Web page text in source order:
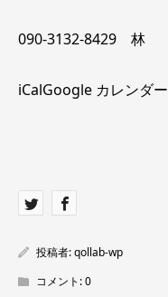
090-3132-8429 林
iCalGoogle カレンダー
投稿者:qollab-wp
コメント:0